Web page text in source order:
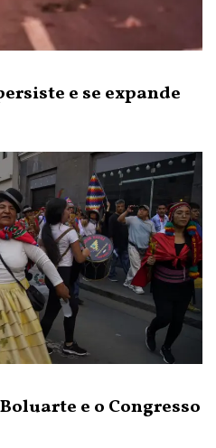
e se expande
e o Congresso